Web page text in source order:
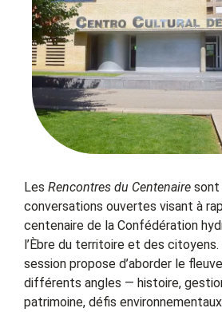
Les Rencontres du Centenaire sont
conversations ouvertes visant à
centenaire de la Confédération
l’Èbre du territoire et des citoyens.
session propose d’aborder le
différents angles — histoire,
patrimoine, défis